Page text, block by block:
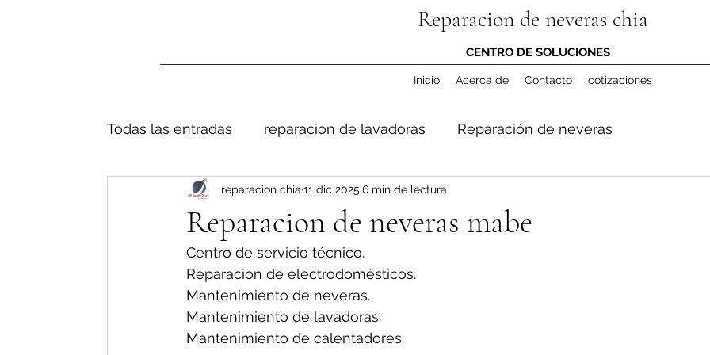
Reparacion de neveras chia
CENTRO DE SOLUCIONES
Inicio Acerca de Contacto cotizaciones
Todas las entradas reparacion de lavadoras Reparación de neveras
Reparacion de neveras mabe
reparacion chia 11 dic 2025 6 min de lectura
Centro de servicio técnico.
Reparacion de electrodomésticos.
Mantenimiento de neveras.
Mantenimiento de lavadoras.
Mantenimiento de calentadores.